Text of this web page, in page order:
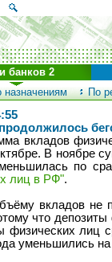
По
банков 2
вкладов
В ноябре
по
лиц в РФ".
вкладов не
что
физических лиц
уменьшились